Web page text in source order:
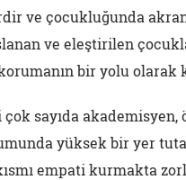
ve çocukluğunda
ve eleştirilen
bir yolu
çok sayıda
yüksek bir yer
empati kurmakta